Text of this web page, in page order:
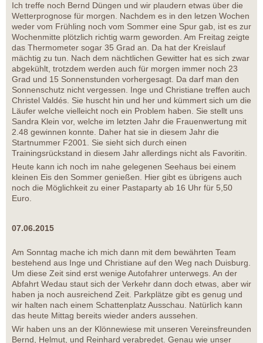
Ich treffe noch Bernd Düngen und wir plaudern etwas über die
Wetterprognose für morgen. Nachdem es in den letzen Wochen
weder vom Frühling noch vom Sommer eine Spur gab, ist es zur
Wochenmitte plötzlich richtig warm geworden. Am Freitag zeigte
das Thermometer sogar 35 Grad an. Da hat der Kreislauf
mächtig zu tun. Nach dem nächtlichen Gewitter hat es sich zwar
abgekühlt, trotzdem werden auch für morgen immer noch 23
Grad und 15 Sonnenstunden vorhergesagt. Da darf man den
Sonnenschutz nicht vergessen. Inge und Christiane treffen auch
Christel Valdés. Sie huscht hin und her und kümmert sich um die
Läufer welche vielleicht noch ein Problem haben. Sie stellt uns
Sandra Klein vor, welche im letzten Jahr die Frauenwertung mit
2.48 gewinnen konnte. Daher hat sie in diesem Jahr die
Startnummer F2001. Sie sieht sich durch einen
Trainingsrückstand in diesem Jahr allerdings nicht als Favoritin.
Heute kann ich noch im nahe gelegenen Seehaus bei einem
kleinen Eis den Sommer genießen. Hier gibt es übrigens auch
noch die Möglichkeit zu einer Pastaparty ab 16 Uhr für 5,50
Euro.
07.06.2015
Am Sonntag mache ich mich dann mit dem bewährten Team
bestehend aus Inge und Christiane auf den Weg nach Duisburg.
Um diese Zeit sind erst wenige Autofahrer unterwegs. An der
Abfahrt Wedau staut sich der Verkehr dann doch etwas, aber wir
haben ja noch ausreichend Zeit. Parkplätze gibt es genug und
wir halten nach einem Schattenplatz Ausschau. Natürlich kann
das heute Mittag bereits wieder anders aussehen.
Wir haben uns an der Klönnewiese mit unseren Vereinsfreunden
Bernd, Helmut, und Reinhard verabredet. Genau wie unser